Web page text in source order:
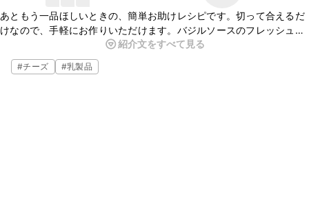
あともう一品ほしいときの、簡単お助けレシピです。切って合えるだ
けなので、手軽にお作りいただけます。バジルソースのフレッシュな
味わいに、クリームチーズの濃厚な味がよく合いますよ。お好みでト
マトを入れていただいてもおいしく召し上がれますよ。
紹介文をすべて見る
#チーズ #乳製品